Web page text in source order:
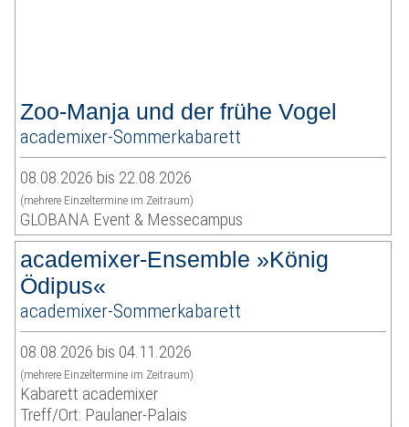
Zoo-Manja und der frühe Vogel
academixer-Sommerkabarett
08.08.2026 bis 22.08.2026
(mehrere Einzeltermine im Zeitraum)
GLOBANA Event & Messecampus
academixer-Ensemble »König
Ödipus«
academixer-Sommerkabarett
08.08.2026 bis 04.11.2026
(mehrere Einzeltermine im Zeitraum)
Kabarett academixer
Treff/Ort: Paulaner-Palais